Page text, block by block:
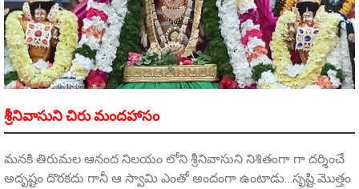
శ్రీనివాసుని చిరు మందహాసం
మనకి తిరుమల ఆనంద నిలయం లోని శ్రీనివాసుని నిశితంగా గా దర్శించే
అదృష్టం దొరకదు గానీ ఆ స్వామి ఎంతో అందంగా ఉంటాడు…సృష్టి మొత్తం